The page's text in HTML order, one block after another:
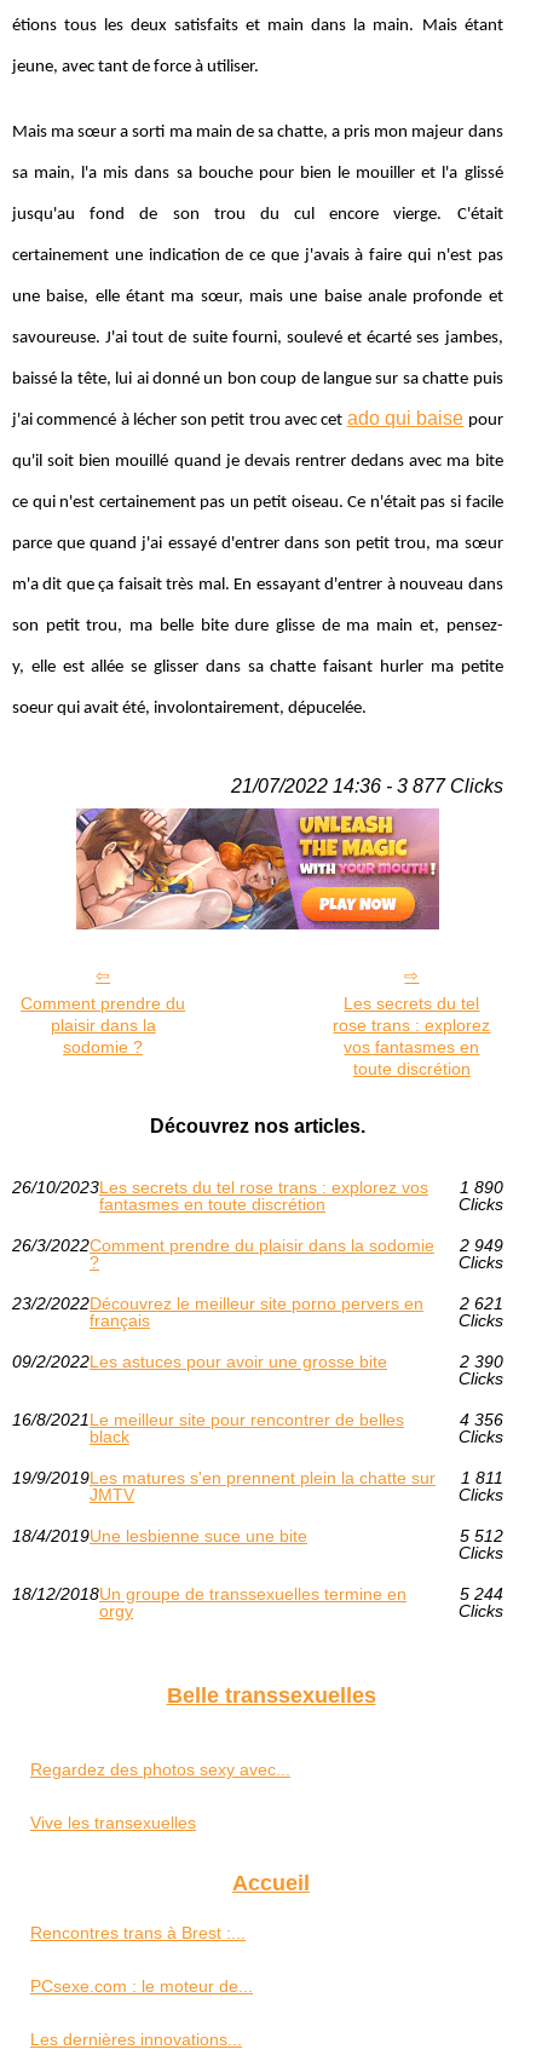
étions tous les deux satisfaits et main dans la main. Mais étant
jeune, avec tant de force à utiliser.
Mais ma sœur a sorti ma main de sa chatte, a pris mon majeur dans
sa main, l'a mis dans sa bouche pour bien le mouiller et l'a glissé
jusqu'au fond de son trou du cul encore vierge. C'était
certainement une indication de ce que j'avais à faire qui n'est pas
une baise, elle étant ma sœur, mais une baise anale profonde et
savoureuse. J'ai tout de suite fourni, soulevé et écarté ses jambes,
baissé la tête, lui ai donné un bon coup de langue sur sa chatte puis
j'ai commencé à lécher son petit trou avec cet ado qui baise pour
qu'il soit bien mouillé quand je devais rentrer dedans avec ma bite
ce qui n'est certainement pas un petit oiseau. Ce n'était pas si facile
parce que quand j'ai essayé d'entrer dans son petit trou, ma sœur
m'a dit que ça faisait très mal. En essayant d'entrer à nouveau dans
son petit trou, ma belle bite dure glisse de ma main et, pensez-
y, elle est allée se glisser dans sa chatte faisant hurler ma petite
soeur qui avait été, involontairement, dépucelée.
21/07/2022 14:36 - 3 877 Clicks
Comment prendre du
plaisir dans la
sodomie ?
Les secrets du tel
rose trans : explorez
vos fantasmes en
toute discrétion
Découvrez nos articles.
26/10/2023Les secrets du tel rose trans : explorez vos
fantasmes en toute discrétion
1 890
Clicks
26/3/2022Comment prendre du plaisir dans la sodomie
?
2 949
Clicks
23/2/2022Découvrez le meilleur site porno pervers en
français
2 621
Clicks
09/2/2022Les astuces pour avoir une grosse bite
2 390
Clicks
16/8/2021Le meilleur site pour rencontrer de belles
black
4 356
Clicks
19/9/2019Les matures s'en prennent plein la chatte sur
JMTV
1 811
Clicks
18/4/2019Une lesbienne suce une bite
5 512
Clicks
18/12/2018Un groupe de transsexuelles termine en
orgy
5 244
Clicks
Belle transsexuelles
Regardez des photos sexy avec...
Vive les transexuelles
Accueil
Rencontres trans à Brest :...
PCsexe.com : le moteur de...
Les dernières innovations...